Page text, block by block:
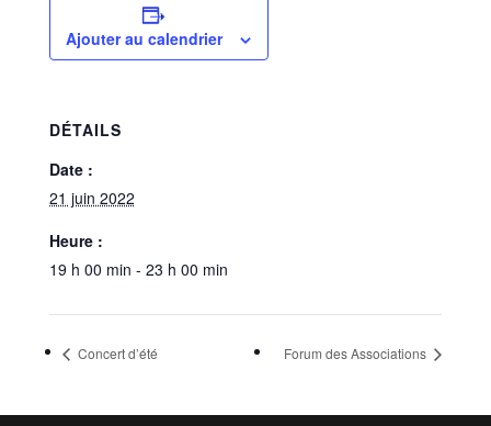
Ajouter au calendrier
DÉTAILS
Date :
21 juin 2022
Heure :
19 h 00 min - 23 h 00 min
Concert d’été Forum des Associations